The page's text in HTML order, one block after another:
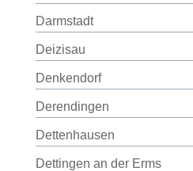
Darmstadt
Deizisau
Denkendorf
Derendingen
Dettenhausen
Dettingen an der Erms